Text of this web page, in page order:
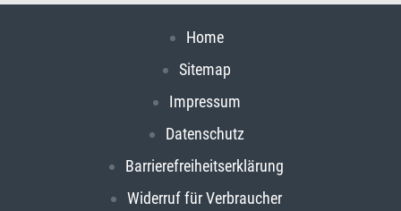
Home
Sitemap
Impressum
Datenschutz
Barrierefreiheitserklärung
Widerruf für Verbraucher